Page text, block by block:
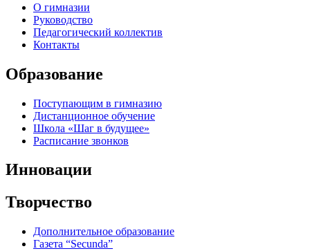
О гимназии
Руководство
Педагогический коллектив
Контакты
Образование
Поступающим в гимназию
Дистанционное обучение
Школа «Шаг в будущее»
Расписание звонков
Инновации
Творчество
Дополнительное образование
Газета “Secunda”